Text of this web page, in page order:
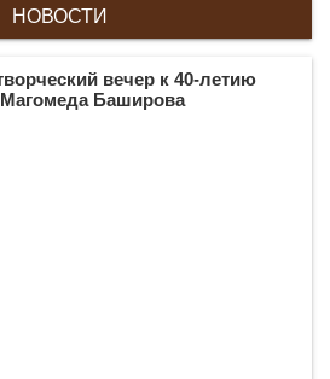
НОВОСТИ
вечер к 40-летию
Баширова